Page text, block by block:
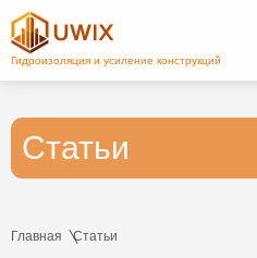
Статьи
Главная Статьи